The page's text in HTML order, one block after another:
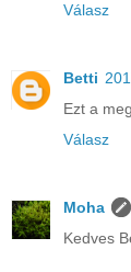
Válasz
Betti
Ezt a
Válasz
Moha
Kedves